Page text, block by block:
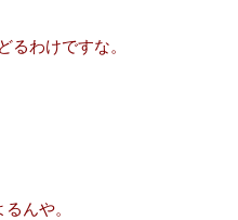
るわけですな。
んや。